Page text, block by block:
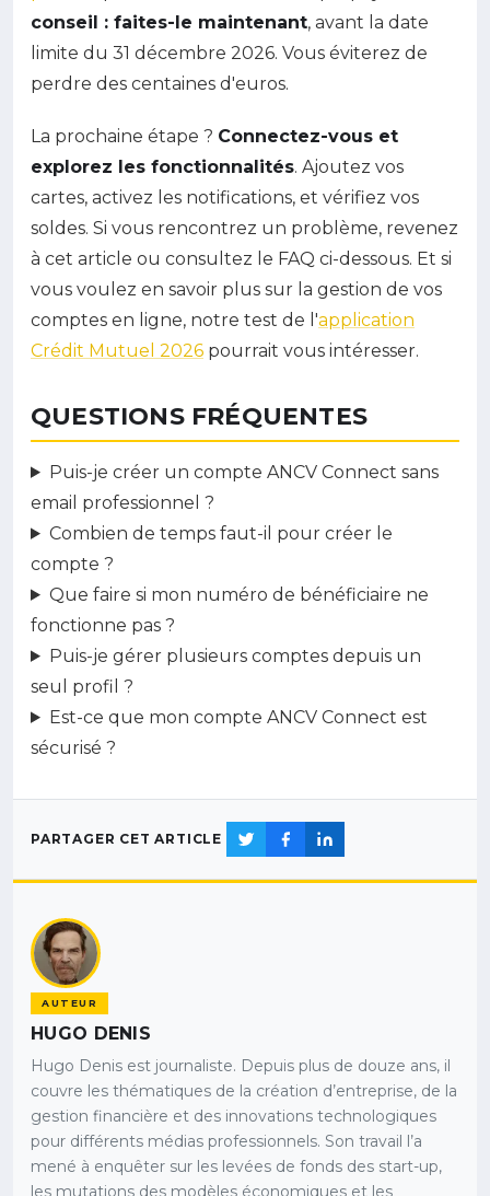
conseil : faites-le maintenant, avant la date
limite du 31 décembre 2026. Vous éviterez de
perdre des centaines d'euros.
La prochaine étape ? Connectez-vous et
explorez les fonctionnalités. Ajoutez vos
cartes, activez les notifications, et vérifiez vos
soldes. Si vous rencontrez un problème, revenez
à cet article ou consultez le FAQ ci-dessous. Et si
vous voulez en savoir plus sur la gestion de vos
comptes en ligne, notre test de l'application
Crédit Mutuel 2026 pourrait vous intéresser.
QUESTIONS FRÉQUENTES
Puis-je créer un compte ANCV Connect sans
email professionnel ?
Combien de temps faut-il pour créer le
compte ?
Que faire si mon numéro de bénéficiaire ne
fonctionne pas ?
Puis-je gérer plusieurs comptes depuis un
seul profil ?
Est-ce que mon compte ANCV Connect est
sécurisé ?
PARTAGER CET ARTICLE
AUTEUR
HUGO DENIS
Hugo Denis est journaliste. Depuis plus de douze ans, il
couvre les thématiques de la création d’entreprise, de la
gestion financière et des innovations technologiques
pour différents médias professionnels. Son travail l’a
mené à enquêter sur les levées de fonds des start-up,
les mutations des modèles économiques et les